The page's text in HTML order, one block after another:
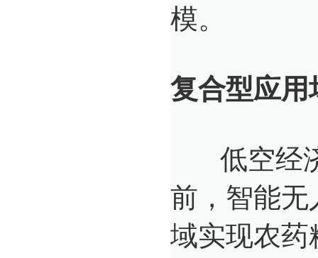
模。
复合型应用
低空经济
前，智能无
域实现农药